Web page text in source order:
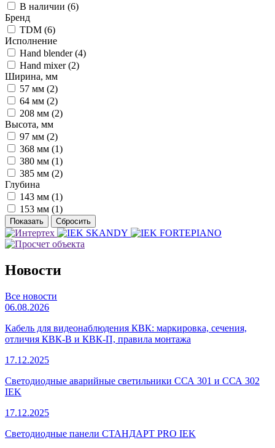
В наличии (6)
Бренд
TDM (6)
Исполнение
Hand blender (4)
Hand mixer (2)
Ширина, мм
57 мм (2)
64 мм (2)
208 мм (2)
Высота, мм
97 мм (2)
368 мм (1)
380 мм (1)
385 мм (2)
Глубина
143 мм (1)
153 мм (1)
Новости
Все новости
06.08.2026
Кабель для видеонаблюдения КВК: маркировка, сечения,
отличия КВК-В и КВК-П, правила монтажа
17.12.2025
Светодиодные аварийные светильники ССА 301 и ССА 302
IEK
17.12.2025
Светодиодные панели СТАНДАРТ PRO IEK